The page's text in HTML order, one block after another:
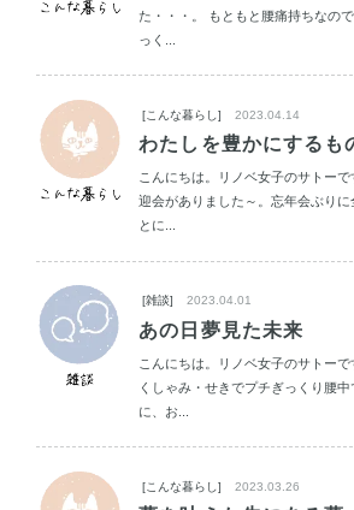
た・・・。 もともと腰痛持ちなの
っく...
[こんな暮らし] 2023.04.14
わたしを豊かにするも
こんにちは。リノベ女子のサトー
迎会がありました～。忘年会ぶりに
とに...
[雑談] 2023.04.01
あの日夢見た未来
こんにちは。リノベ女子のサトー
くしゃみ・せきでプチぎっくり腰
に、お...
[こんな暮らし] 2023.03.26